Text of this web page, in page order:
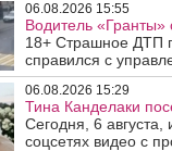
06.08.2026 15:55
Водитель «Гранты»
18+ Страшное ДТП
справился с
06.08.2026 15:29
Тина Канделаки
Сегодня, 6
соцсетях видео с